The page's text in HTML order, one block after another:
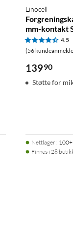
Linocell
mm-kontakt
4.5
(56
13990
Støtte for
Nettlager:
Finnes i 28